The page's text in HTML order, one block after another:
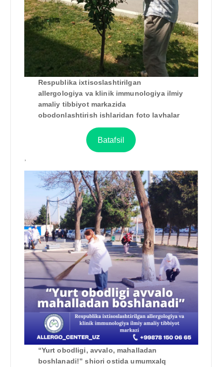
Respublika ixtisoslashtirilgan
allergologiya va klinik immunologiya ilmiy
amaliy tibbiyot markazida
obodonlashtirish ishlaridan foto lavhalar
Batafsil
,
“Yurt obodligi, avvalo, mahalladan
boshlanadi!” shiori ostida umumxalq